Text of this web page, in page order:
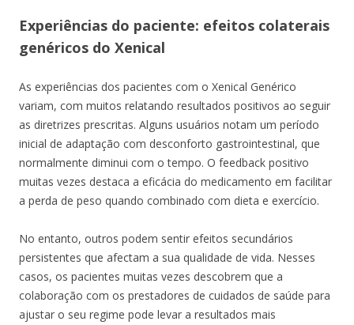
Experiências do paciente: efeitos colaterais
genéricos do Xenical
As experiências dos pacientes com o Xenical Genérico
variam, com muitos relatando resultados positivos ao seguir
as diretrizes prescritas. Alguns usuários notam um período
inicial de adaptação com desconforto gastrointestinal, que
normalmente diminui com o tempo. O feedback positivo
muitas vezes destaca a eficácia do medicamento em facilitar
a perda de peso quando combinado com dieta e exercício.
No entanto, outros podem sentir efeitos secundários
persistentes que afectam a sua qualidade de vida. Nesses
casos, os pacientes muitas vezes descobrem que a
colaboração com os prestadores de cuidados de saúde para
ajustar o seu regime pode levar a resultados mais